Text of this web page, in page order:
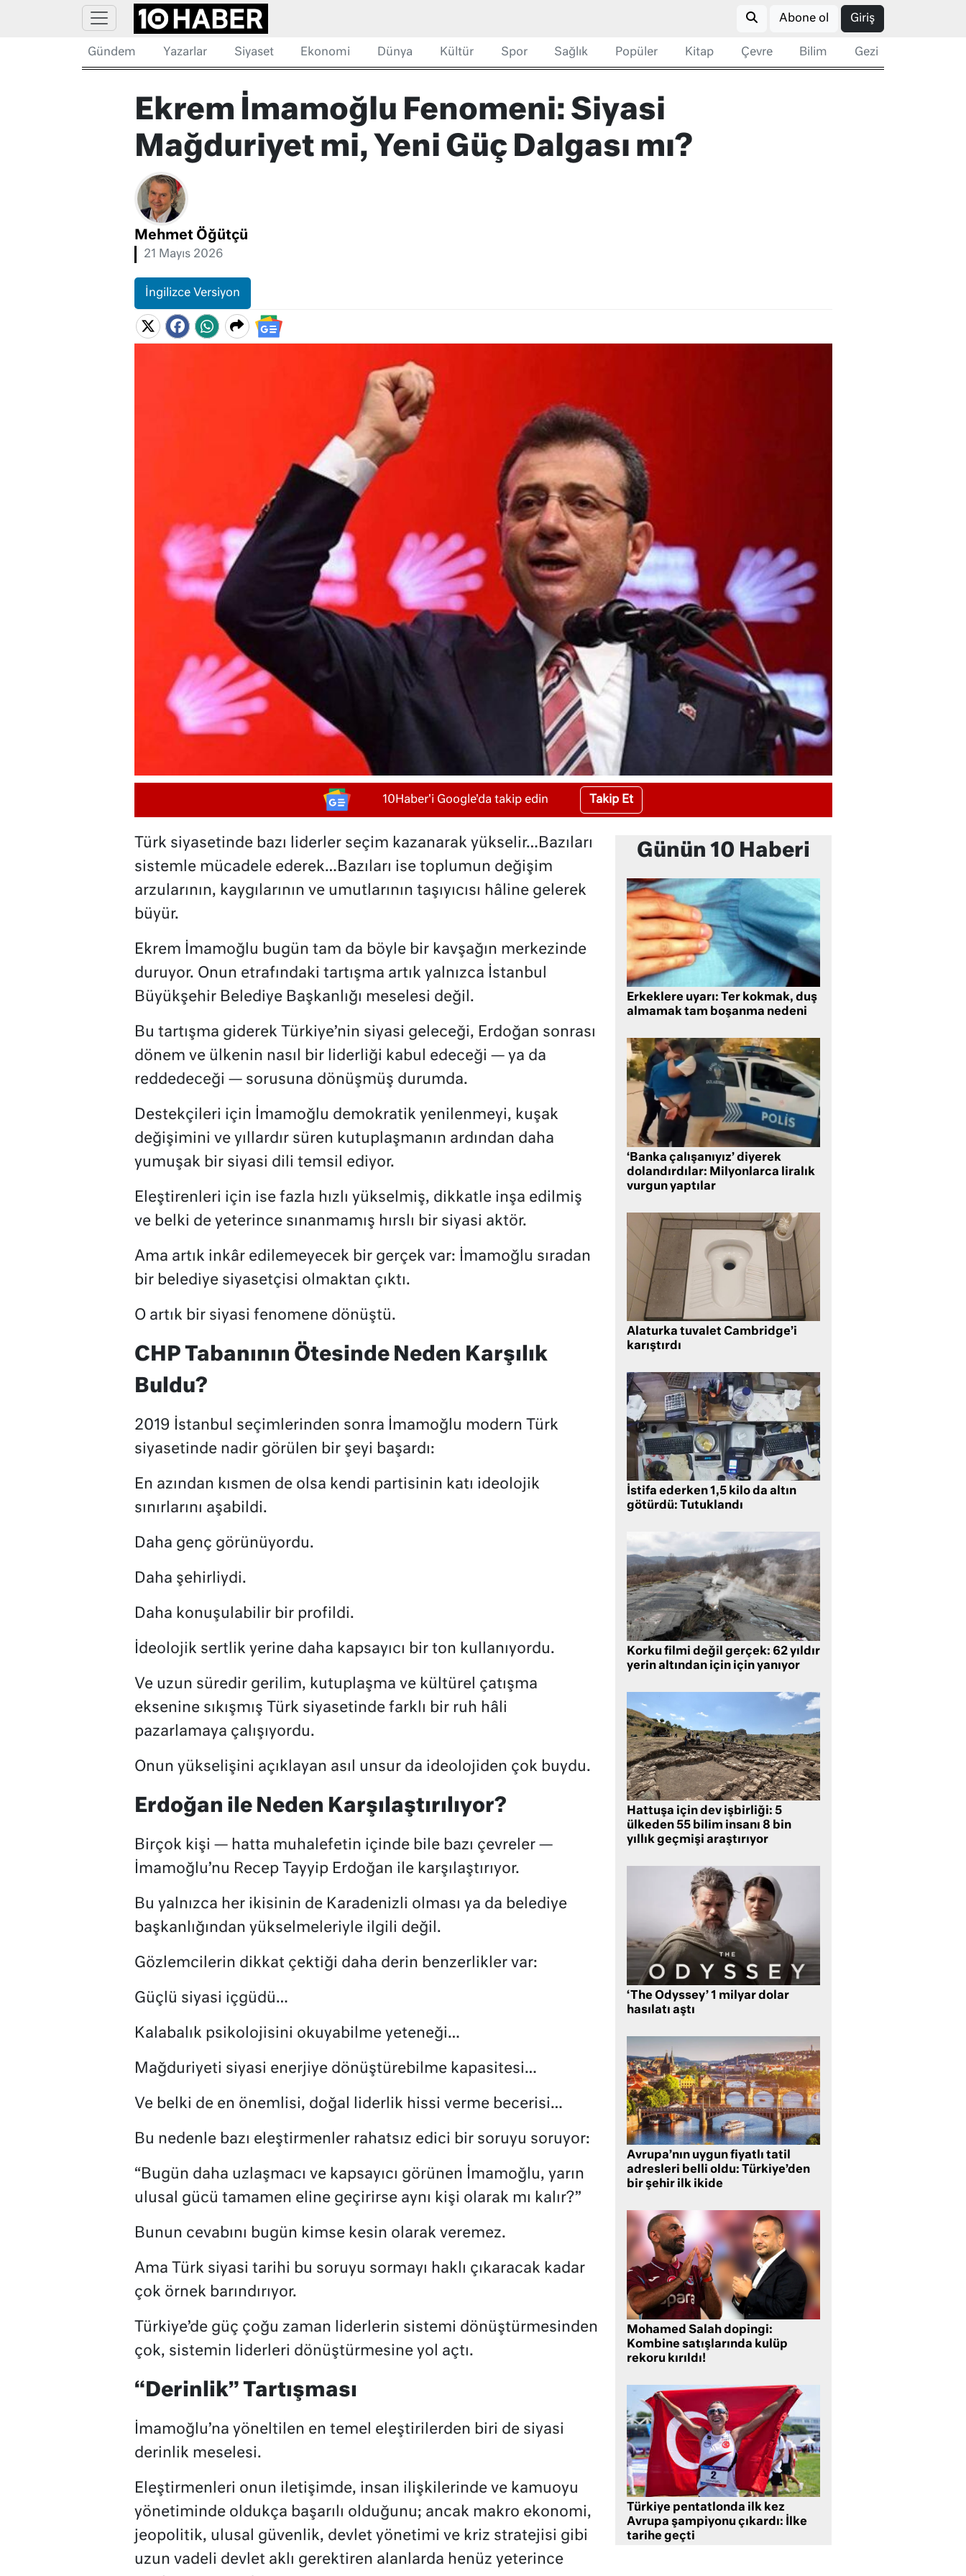
Abone ol Giriş
Gündem Yazarlar Siyaset Ekonomi Dünya Kültür Spor Sağlık Popüler Kitap Çevre Bilim Gezi
Ekrem İmamoğlu Fenomeni: Siyasi
Mağduriyet mi, Yeni Güç Dalgası mı?
Mehmet Öğütçü
21 Mayıs 2026
İngilizce Versiyon
10Haber'i Google'da takip edin Takip Et
Türk siyasetinde bazı liderler seçim kazanarak yükselir…Bazıları
sistemle mücadele ederek…Bazıları ise toplumun değişim
arzularının, kaygılarının ve umutlarının taşıyıcısı hâline gelerek
büyür.
Ekrem İmamoğlu bugün tam da böyle bir kavşağın merkezinde
duruyor. Onun etrafındaki tartışma artık yalnızca İstanbul
Büyükşehir Belediye Başkanlığı meselesi değil.
Bu tartışma giderek Türkiye’nin siyasi geleceği, Erdoğan sonrası
dönem ve ülkenin nasıl bir liderliği kabul edeceği — ya da
reddedeceği — sorusuna dönüşmüş durumda.
Destekçileri için İmamoğlu demokratik yenilenmeyi, kuşak
değişimini ve yıllardır süren kutuplaşmanın ardından daha
yumuşak bir siyasi dili temsil ediyor.
Eleştirenleri için ise fazla hızlı yükselmiş, dikkatle inşa edilmiş
ve belki de yeterince sınanmamış hırslı bir siyasi aktör.
Ama artık inkâr edilemeyecek bir gerçek var: İmamoğlu sıradan
bir belediye siyasetçisi olmaktan çıktı.
O artık bir siyasi fenomene dönüştü.
CHP Tabanının Ötesinde Neden Karşılık
Buldu?
2019 İstanbul seçimlerinden sonra İmamoğlu modern Türk
siyasetinde nadir görülen bir şeyi başardı:
En azından kısmen de olsa kendi partisinin katı ideolojik
sınırlarını aşabildi.
Daha genç görünüyordu.
Daha şehirliydi.
Daha konuşulabilir bir profildi.
İdeolojik sertlik yerine daha kapsayıcı bir ton kullanıyordu.
Ve uzun süredir gerilim, kutuplaşma ve kültürel çatışma
eksenine sıkışmış Türk siyasetinde farklı bir ruh hâli
pazarlamaya çalışıyordu.
Onun yükselişini açıklayan asıl unsur da ideolojiden çok buydu.
Erdoğan ile Neden Karşılaştırılıyor?
Birçok kişi — hatta muhalefetin içinde bile bazı çevreler —
İmamoğlu’nu Recep Tayyip Erdoğan ile karşılaştırıyor.
Bu yalnızca her ikisinin de Karadenizli olması ya da belediye
başkanlığından yükselmeleriyle ilgili değil.
Gözlemcilerin dikkat çektiği daha derin benzerlikler var:
Güçlü siyasi içgüdü…
Kalabalık psikolojisini okuyabilme yeteneği…
Mağduriyeti siyasi enerjiye dönüştürebilme kapasitesi…
Ve belki de en önemlisi, doğal liderlik hissi verme becerisi…
Bu nedenle bazı eleştirmenler rahatsız edici bir soruyu soruyor:
“Bugün daha uzlaşmacı ve kapsayıcı görünen İmamoğlu, yarın
ulusal gücü tamamen eline geçirirse aynı kişi olarak mı kalır?”
Bunun cevabını bugün kimse kesin olarak veremez.
Ama Türk siyasi tarihi bu soruyu sormayı haklı çıkaracak kadar
çok örnek barındırıyor.
Türkiye’de güç çoğu zaman liderlerin sistemi dönüştürmesinden
çok, sistemin liderleri dönüştürmesine yol açtı.
“Derinlik” Tartışması
İmamoğlu’na yöneltilen en temel eleştirilerden biri de siyasi
derinlik meselesi.
Eleştirmenleri onun iletişimde, insan ilişkilerinde ve kamuoyu
yönetiminde oldukça başarılı olduğunu; ancak makro ekonomi,
jeopolitik, ulusal güvenlik, devlet yönetimi ve kriz stratejisi gibi
uzun vadeli devlet aklı gerektiren alanlarda henüz yeterince
Günün 10 Haberi
Erkeklere uyarı: Ter kokmak, duş
almamak tam boşanma nedeni
‘Banka çalışanıyız’ diyerek
dolandırdılar: Milyonlarca liralık
vurgun yaptılar
Alaturka tuvalet Cambridge’i
karıştırdı
İstifa ederken 1,5 kilo da altın
götürdü: Tutuklandı
Korku filmi değil gerçek: 62 yıldır
yerin altından için için yanıyor
Hattuşa için dev işbirliği: 5
ülkeden 55 bilim insanı 8 bin
yıllık geçmişi araştırıyor
‘The Odyssey’ 1 milyar dolar
hasılatı aştı
Avrupa’nın uygun fiyatlı tatil
adresleri belli oldu: Türkiye’den
bir şehir ilk ikide
Mohamed Salah dopingi:
Kombine satışlarında kulüp
rekoru kırıldı!
Türkiye pentatlonda ilk kez
Avrupa şampiyonu çıkardı: İlke
tarihe geçti